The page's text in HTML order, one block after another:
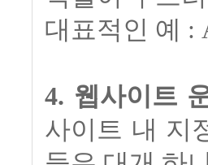
대표적인 예 :
4. 웹사이트
사이트 내 지